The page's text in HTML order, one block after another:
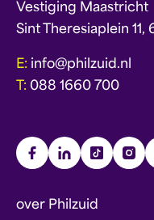
Vestiging Maastricht
Sint Theresiaplein 11,
E: info@philzuid.nl
T: 088 1660 700
over Philzuid